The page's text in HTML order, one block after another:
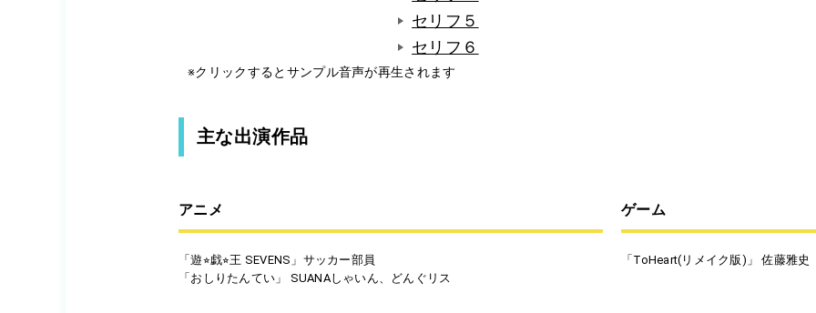
セリフ５
セリフ６
※クリックするとサンプル音声が再生されます
主な出演作品
アニメ
「遊⭐︎戯⭐︎王 SEVENS」サッカー部員
「おしりたんてい」 SUANAしゃいん、どんぐリス
ゲーム
「ToHeart(リメイク版)」 佐藤雅史